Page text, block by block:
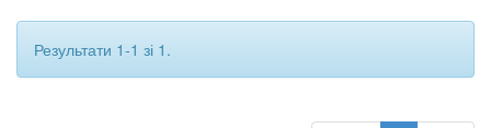
Результати 1-1 зі 1.